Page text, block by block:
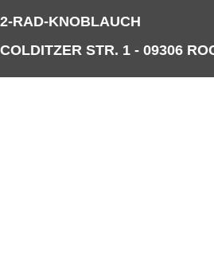
2-RAD-KNOBLAUCH
COLDITZER STR. 1 - 09306